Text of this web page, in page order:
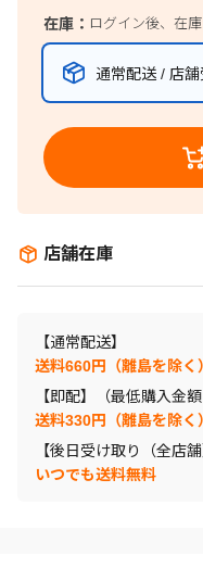
在庫： ログイン後、在
通常配送 / 店舗
店舗在庫
【通常配送】
送料660円（離島を除
【即配】（最低購入金
送料330円（離島を除
【後日受け取り（全店舗
いつでも送料無料